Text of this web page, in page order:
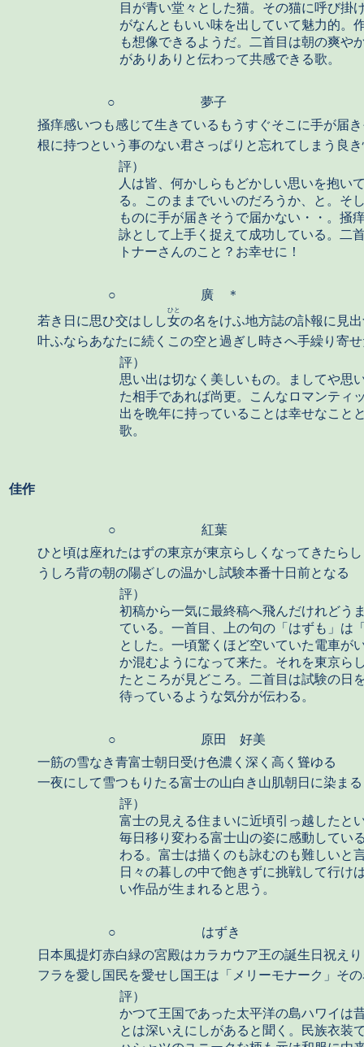
目が青い堂々とした猫。その猫に呼び掛
がなんともいい味を出していて魅力的。
も想像できるようだ。二首目は朝の爽や
がありありと伝わって共感できる歌。
○
夢子
掻痒感いつも感じて生きているもうすぐそこに手が届
根に持つという事のない君さっぱりと忘れてしまう良
評）
人は皆、何かしらもどかしい思いを抱い
る。このままでいいのだろうか、と。そ
ものに手が届きそうで届かない・・。掻
詠として上手く捉えて成功している。二
トナーさんのこと？お幸せに！
○
廣 ＊
若き日に思ひ交はしし女
ひと
の名をけふ地方誌の訃報に見
叶ふならあなたに続くこの空と過ぎし時さへ手繰り寄
評）
思い出は切なく美しいもの。ましてや思
た相手であれば尚更。こんなロマンティ
出を晩年に持っていることは幸せなこと
歌。
佳作
○
紅葉
ひと頃は座れたはずの東京が東京らしくなってきたらし
うしろ背の朝の陽ざしの温かし試験本番十日前となる
評）
初稿から一気に最終稿へ飛んだけれどう
ている。一首目、上の句の「はずも」は
とした。一頃驚くほど空いていた電車が
か混むようになって来た。それを東京ら
たところが見どころ。二首目は試験の日
待っているような気分が伝わる。
○
原田 好美
一筋の雪なき青富士朝日受け色濃く深く高く聳ゆる
一夜にして雪つもりたる富士の山白き山肌朝日に染まる
評）
富士の見える住まいに近頃引っ越したと
毎日移り変わる富士山の姿に感動してい
わる。富士は描くのも詠むのも難しいと
日々の暮しの中で飽きずに挑戦して行け
い作品が生まれると思う。
○
はずき
日本風提灯赤白緑の宮殿はカラカウア王の誕生日祝えり
フラを愛し国民を愛せし国王は「メリーモナーク」そ
評）
かつて王国であった太平洋の島ハワイは
とは深いえにしがあると聞く。民族衣装